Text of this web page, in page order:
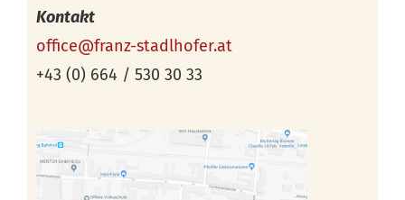
Kontakt
office@franz-stadlhofer.at
+43 (0) 664 / 530 30 33